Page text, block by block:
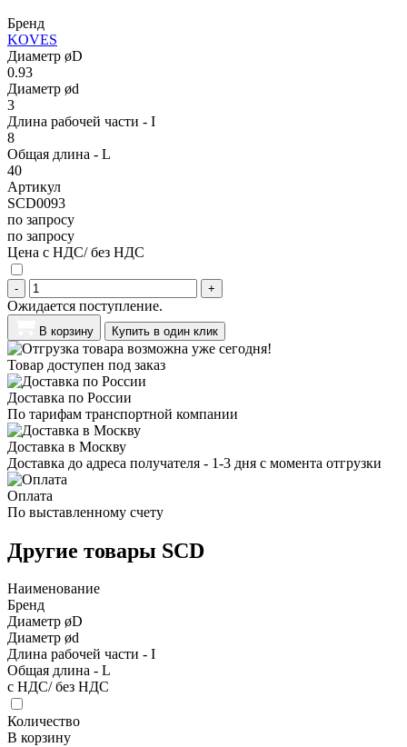
Бренд
KOVES
Диаметр øD
0.93
Диаметр ød
3
Длина рабочей части - I
8
Общая длина - L
40
Артикул
SCD0093
по запросу
по запросу
Цена с НДС/ без НДС
- +
Ожидается поступление.
В корзину Купить в один клик
Товар доступен под заказ
Доставка по России
По тарифам транспортной компании
Доставка в Москву
Доставка до адреса получателя - 1-3 дня с момента отгрузки
Оплата
По выставленному счету
Другие товары SCD
Наименование
Бренд
Диаметр øD
Диаметр ød
Длина рабочей части - I
Общая длина - L
с НДС/ без НДС
Количество
В корзину